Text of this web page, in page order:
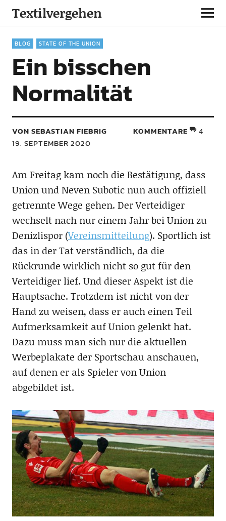
Textilvergehen
BLOG STATE OF THE UNION
Ein bisschen
Normalität
VON SEBASTIAN FIEBRIG
19. SEPTEMBER 2020
KOMMENTARE 4
Am Freitag kam noch die Bestätigung, dass
Union und Neven Subotic nun auch offiziell
getrennte Wege gehen. Der Verteidiger
wechselt nach nur einem Jahr bei Union zu
Denizlispor (Vereinsmitteilung). Sportlich ist
das in der Tat verständlich, da die
Rückrunde wirklich nicht so gut für den
Verteidiger lief. Und dieser Aspekt ist die
Hauptsache. Trotzdem ist nicht von der
Hand zu weisen, dass er auch einen Teil
Aufmerksamkeit auf Union gelenkt hat.
Dazu muss man sich nur die aktuellen
Werbeplakate der Sportschau anschauen,
auf denen er als Spieler von Union
abgebildet ist.